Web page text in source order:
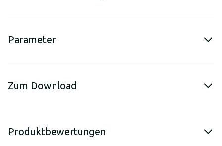
Parameter
Zum Download
Produktbewertungen